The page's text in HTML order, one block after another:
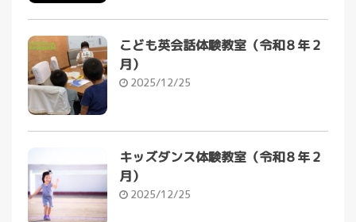
こども英会話体験教室（令和８年２
月）
2025/12/25
キッズダンス体験教室（令和８年２
月）
2025/12/25